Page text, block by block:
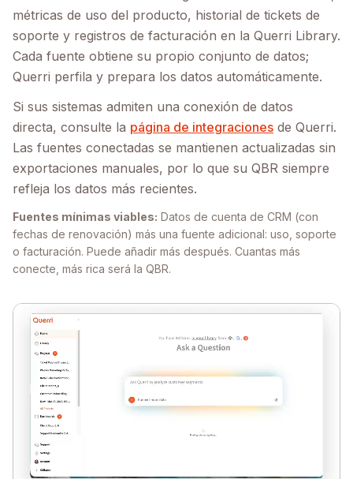
métricas de uso del producto, historial de tickets de
soporte y registros de facturación en la Querri Library.
Cada fuente obtiene su propio conjunto de datos;
Querri perfila y prepara los datos automáticamente.
Si sus sistemas admiten una conexión de datos
directa, consulte la página de integraciones de Querri.
Las fuentes conectadas se mantienen actualizadas sin
exportaciones manuales, por lo que su QBR siempre
refleja los datos más recientes.
Fuentes mínimas viables: Datos de cuenta de CRM (con
fechas de renovación) más una fuente adicional: uso, soporte
o facturación. Puede añadir más después. Cuantas más
conecte, más rica será la QBR.